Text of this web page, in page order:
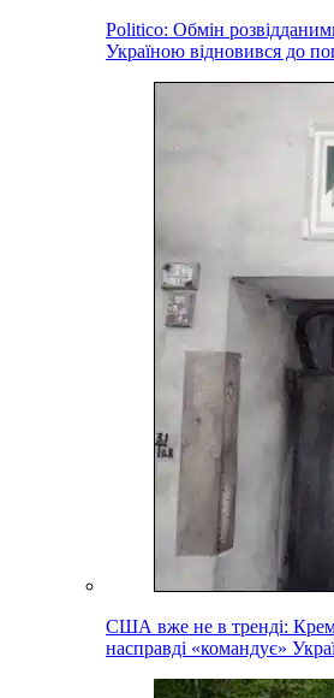
Politico: Обмін
Україною відновився до
США вже не в тренді:
насправді «командує»